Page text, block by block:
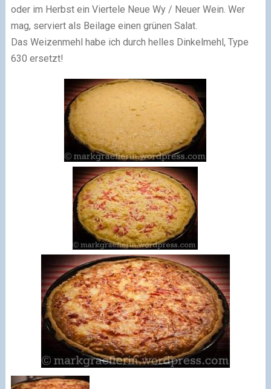
oder im Herbst ein Viertele Neue Wy / Neuer Wein. Wer
mag, serviert als Beilage einen grünen Salat.
Das Weizenmehl habe ich durch helles Dinkelmehl, Type
630 ersetzt!